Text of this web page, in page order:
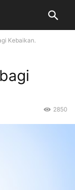
Kebaikan.
2850